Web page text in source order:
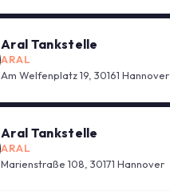
Aral Tankstelle
ARAL
Am Welfenplatz 19, 30161 Hannover
Aral Tankstelle
ARAL
Marienstraße 108, 30171 Hannover